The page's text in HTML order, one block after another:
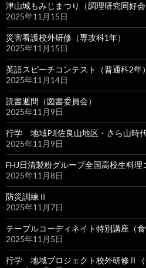
津山城もみじまつり（調理研究同好会
2025年11月15日
災害看護校外研修（専攻科1年）
2025年11月15日
英語スピーチコンテスト（普通科2年）
2025年11月14日
読書週間（図書委員会）
2025年11月9日
行学 地域PJ[佐良山地区・さら山時
2025年11月9日
FHJ日清製粉グループ全国高校生料理
2025年11月8日
防災訓練Ⅱ
2025年11月7日
テーブルコーディネイト特別講座（食
2025年11月5日
行学 地域プロジェクト校外研修Ⅱ（